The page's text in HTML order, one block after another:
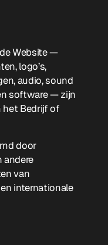
Website —
logo’s,
audio, sound
software — zijn
het Bedrijf of
door
andere
van
internationale